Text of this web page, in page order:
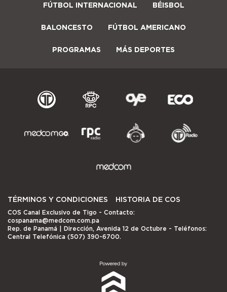
FÚTBOL INTERNACIONAL BÉISBOL
BALONCESTO FÚTBOL AMERICANO
PROGRAMAS MÁS DEPORTES
TÉRMINOS Y CONDICIONES HISTORIA DE COS
COS Canal Exclusivo de Tigo - Contacto:
cospanama@medcom.com.pa
Rep. de Panamá | Dirección, Avenida 12 de Octubre - Teléfonos:
Central Telefónica (507) 390-6700.